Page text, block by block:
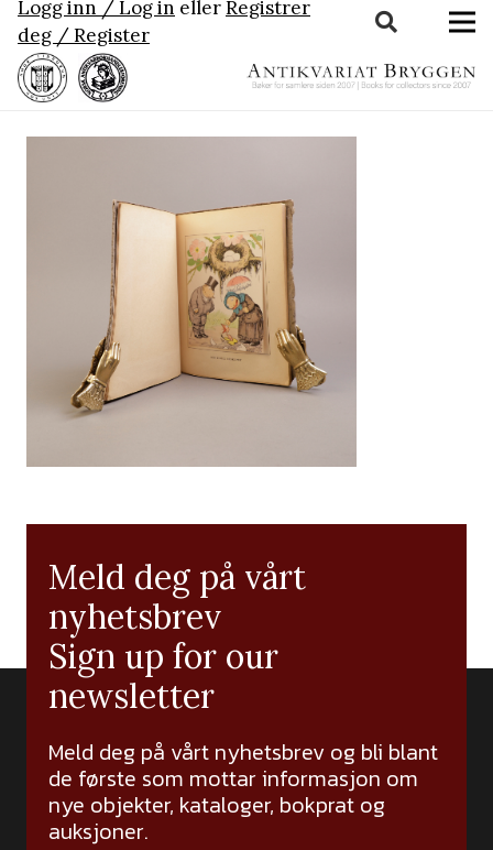
Logg inn / Log in ellerRegistrer
deg / Register
Meld deg på vårt
nyhetsbrev
Sign up for our
newsletter
Meld deg på vårt nyhetsbrev og bli blant
de første som mottar informasjon om
nye objekter, kataloger, bokprat og
auksjoner.